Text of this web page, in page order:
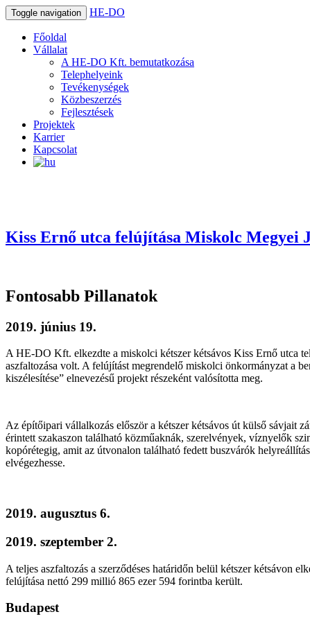
Toggle navigation HE-DO
Főoldal
Vállalat
A HE-DO Kft. bemutatkozása
Telephelyeink
Tevékenységek
Közbeszerzés
Fejlesztések
Projektek
Karrier
Kapcsolat
Kiss Ernő utca felújítása Miskolc Megyei
Fontosabb Pillanatok
2019. június 19.
A HE-DO Kft. elkezdte a miskolci kétszer kétsávos Kiss Ernő utca
aszfaltozása volt. A felújítást megrendelő miskolci önkormányzat a
kiszélesítése” elnevezésű projekt részeként valósította meg.
Az építőipari vállalkozás először a kétszer kétsávos út külső sávjait
érintett szakaszon található közműaknák, szerelvények, víznyelők
kopórétegig, amit az útvonalon található fedett buszvárók
elvégezhesse.
2019. augusztus 6.
2019. szeptember 2.
A teljes aszfaltozás a szerződéses határidőn belül kétszer kétsávon
felújítása nettó 299 millió 865 ezer 594 forintba került.
Budapest